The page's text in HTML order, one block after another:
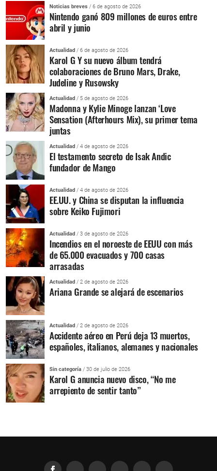
Noticias breves / 6 de agosto de 2026
Nintendo ganó 809 millones de euros entre
abril y junio
Actualidad / 6 de agosto de 2026
Karol G Y su nuevo álbum tendrá
colaboraciones de Bruno Mars, Drake,
Judeline y Rusowsky
Actualidad / 5 de agosto de 2026
Madonna y Kylie Minoge lanzan ‘Love
Sensation (Afterhours Mix), su primer tema
juntas
Actualidad / 4 de agosto de 2026
El testamento secreto de Isak Andic
fundador de Mango
Actualidad / 4 de agosto de 2026
EE.UU. y China se disputan la influencia
sobre Keiko Fujimori
Actualidad / 3 de agosto de 2026
Incendios en el noroeste de EEUU con más
de 65.000 evacuados y 700 casas
arrasadas
Actualidad / 2 de agosto de 2026
Ariana Grande se alejará de escenarios
Actualidad / 2 de agosto de 2026
Accidente aéreo en Perú deja 13 muertos,
españoles, italianos, alemanes y nacionales
Sin categoría / 30 de julio de 2026
Karol G anuncia nuevo disco, “No me
arrepiento de sentir tanto”